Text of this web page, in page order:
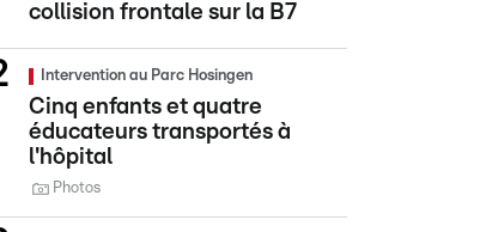
collision frontale sur la B7
Intervention au Parc Hosingen
Cinq enfants et quatre
éducateurs transportés à
l'hôpital
Photos